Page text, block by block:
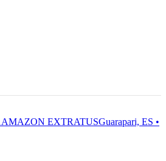
AMAZON EXTRATUSGuarapari, ES •